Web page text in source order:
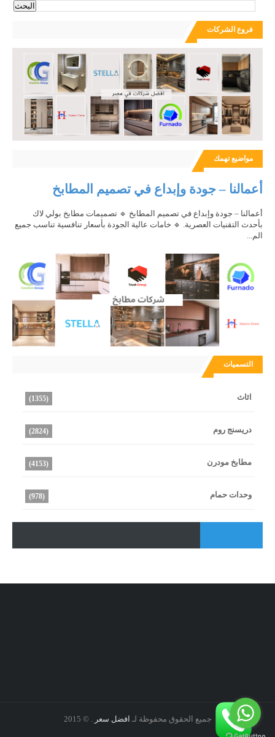
فروع الشركات
مواضيع تهمك
أعمالنا – جودة وإبداع في تصميم المطابخ
أعمالنا – جودة وإبداع في تصميم المطابخ 🔹 تصميمات مطابخ بولي لاك
بأحدث التقنيات العصرية. 🔹 خامات عالية الجودة بأسعار تنافسية تناسب جميع
الم...
التسميات
اثاث (1355)
دريسنج روم (2824)
مطابخ مودرن (4153)
وحدات حمام (978)
جميع الحقوق محفوظة لـ افضل سعر . © 2015